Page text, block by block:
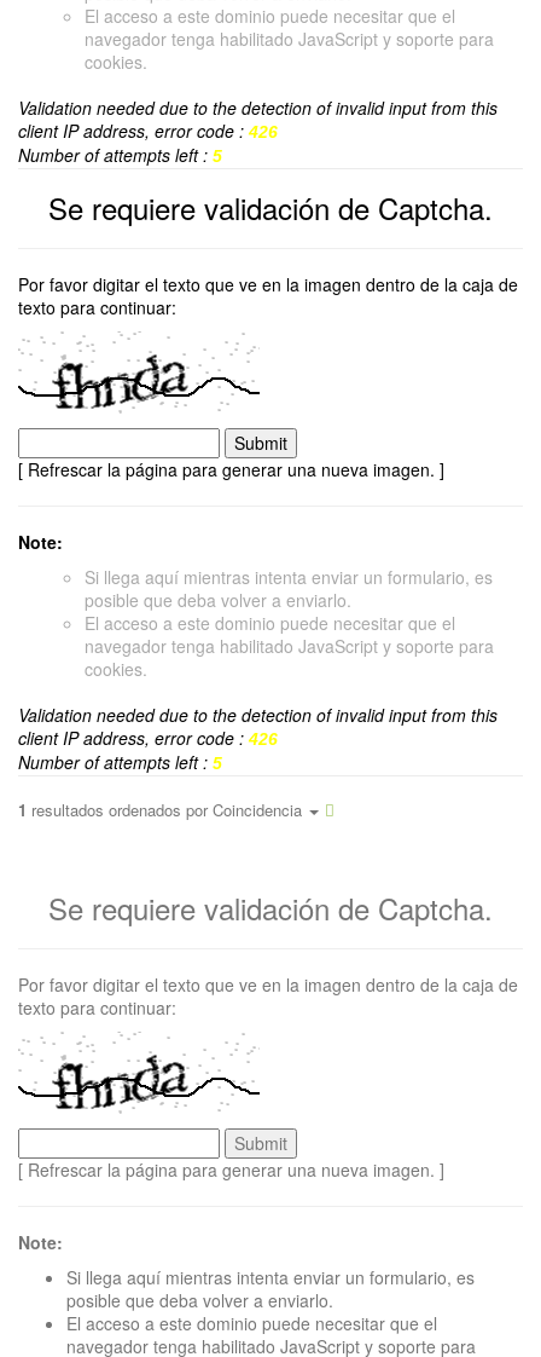
El acceso a este dominio puede necesitar que el
navegador tenga habilitado JavaScript y soporte para
cookies.
Validation needed due to the detection of invalid input from this
client IP address, error code : 426
Number of attempts left : 5
Se requiere validación de Captcha.
Por favor digitar el texto que ve en la imagen dentro de la caja de
texto para continuar:
[ Refrescar la página para generar una nueva imagen. ]
Note:
Si llega aquí mientras intenta enviar un formulario, es
posible que deba volver a enviarlo.
El acceso a este dominio puede necesitar que el
navegador tenga habilitado JavaScript y soporte para
cookies.
Validation needed due to the detection of invalid input from this
client IP address, error code : 426
Number of attempts left : 5
1 resultados ordenados por Coincidencia
Se requiere validación de Captcha.
Por favor digitar el texto que ve en la imagen dentro de la caja de
texto para continuar:
[ Refrescar la página para generar una nueva imagen. ]
Note:
Si llega aquí mientras intenta enviar un formulario, es
posible que deba volver a enviarlo.
El acceso a este dominio puede necesitar que el
navegador tenga habilitado JavaScript y soporte para